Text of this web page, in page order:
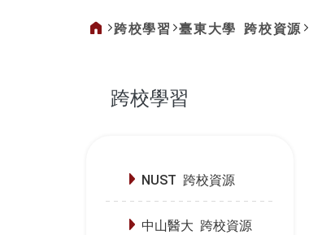
跨校學習 臺東大學 跨校資源
跨校學習
NUST 跨校資源
中山醫大 跨校資源